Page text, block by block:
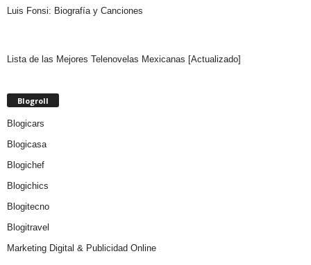
Luis Fonsi: Biografía y Canciones
Lista de las Mejores Telenovelas Mexicanas [Actualizado]
Blogroll
Blogicars
Blogicasa
Blogichef
Blogichics
Blogitecno
Blogitravel
Marketing Digital & Publicidad Online